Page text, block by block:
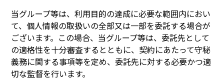
当グループ等は、利用目的の達成に必要な範囲内におい
て、個人情報の取扱いの全部又は一部を委託する場合が
ございます。この場合、当グループ等は、委託先として
の適格性を十分審査するとともに、契約にあたって守秘
義務に関する事項等を定め、委託先に対する必要かつ適
切な監督を行います。